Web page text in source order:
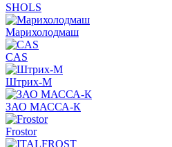
SHOLS
Марихолодмаш
CAS
Штрих-М
ЗАО МАССА-К
Frostor